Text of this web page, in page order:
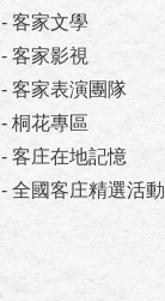
- 客家文學
- 客家影視
- 客家表演團隊
- 桐花專區
- 客庄在地記憶
- 全國客庄精選活動